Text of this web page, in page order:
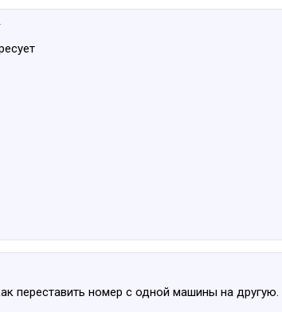
переставить номер с одной машины на